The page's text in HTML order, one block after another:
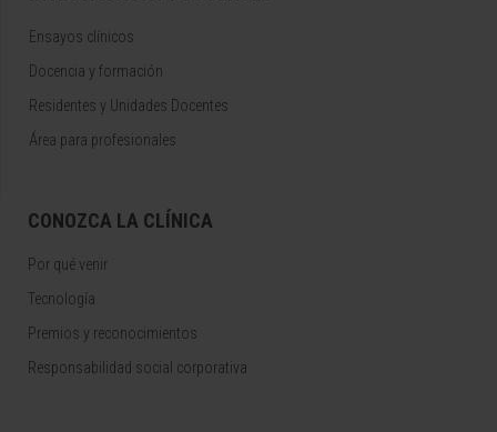
Ensayos clínicos
Docencia y formación
Residentes y Unidades Docentes
Área para profesionales
CONOZCA LA CLÍNICA
Por qué venir
Tecnología
Premios y reconocimientos
Responsabilidad social corporativa